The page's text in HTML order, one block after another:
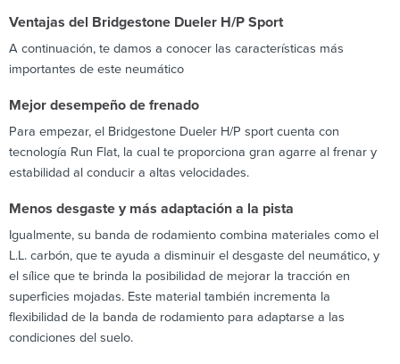
Ventajas del Bridgestone Dueler H/P Sport
A continuación, te damos a conocer las características más
importantes de este neumático
Mejor desempeño de frenado
Para empezar, el Bridgestone Dueler H/P sport cuenta con
tecnología Run Flat, la cual te proporciona gran agarre al frenar y
estabilidad al conducir a altas velocidades.
Menos desgaste y más adaptación a la pista
Igualmente, su banda de rodamiento combina materiales como el
L.L. carbón, que te ayuda a disminuir el desgaste del neumático, y
el sílice que te brinda la posibilidad de mejorar la tracción en
superficies mojadas. Este material también incrementa la
flexibilidad de la banda de rodamiento para adaptarse a las
condiciones del suelo.